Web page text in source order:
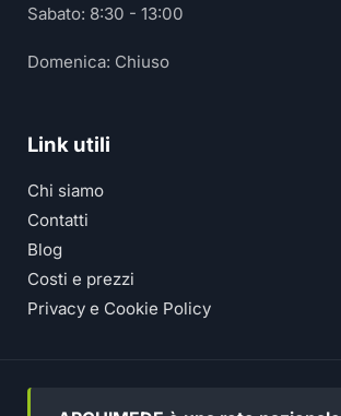
Sabato: 8:30 - 13:00
Domenica: Chiuso
Link utili
Chi siamo
Contatti
Blog
Costi e prezzi
Privacy e Cookie Policy